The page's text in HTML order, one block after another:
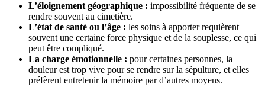
L’éloignement géographique : impossibilité fréquente de se
rendre souvent au cimetière.
L’état de santé ou l’âge : les soins à apporter requièrent
souvent une certaine force physique et de la souplesse, ce qui
peut être compliqué.
La charge émotionnelle : pour certaines personnes, la
douleur est trop vive pour se rendre sur la sépulture, et elles
préfèrent entretenir la mémoire par d’autres moyens.